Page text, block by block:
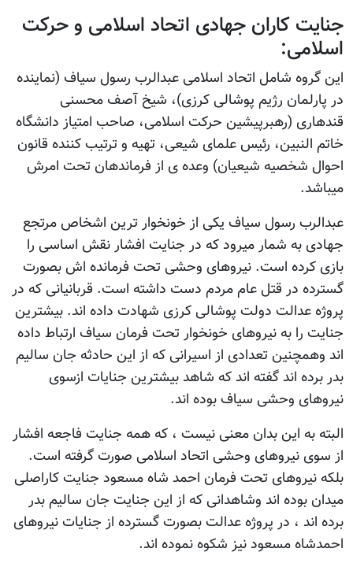
جنایت کاران جهادی اتحاد اسلامی و حرکت
اسلامی:
این گروه شامل اتحاد اسلامی عبدالرب رسول سیاف (نماینده
در پارلمان رژیم پوشالی کرزی)، شیخ آصف محسنی
قندهاری (رهبرپیشین حرکت اسلامی، صاحب امتیاز دانشگاه
خاتم النبین، رئيس علمای شیعی، تهیه و ترتیب کننده قانون
احوال شخصیه شیعیان) وعده ی از فرماندهان تحت امرش
میباشد.
عبدالرب رسول سیاف یکی از خونخوار ترین اشخاص مرتجع
جهادی به شمار میرود که در جنایت افشار نقش اساسی را
بازی کرده است. نیروهای وحشی تحت فرمانده اش بصورت
گسترده در قتل عام مردم دست داشته است. قربانیانی که در
پروژه عدالت دولت پوشالی کرزی شهادت داده اند. بیشترین
جنایت را به نیروهای خونخوار تحت فرمان سیاف ارتباط داده
اند وهمچنین تعدادی از اسیرانی که از این حادثه جان سالیم
بدر برده اند گفته اند که شاهد بیشترین جنایات ازسوی
نیروهای وحشی سیاف بوده اند.
البته به این بدان معنی نیست ، که همه جنایت فاجعه افشار
از سوی نیروهای وحشی اتحاد اسلامی صورت گرفته است.
بلکه نیروهای تحت فرمان احمد شاه مسعود جنایت کاراصلی
میدان بوده اند وشاهدانی که از این جنایت جان سالیم بدر
برده اند ، در پروژه عدالت بصورت گسترده از جنایات نیروهای
احمدشاه مسعود نیز شکوه نموده اند.